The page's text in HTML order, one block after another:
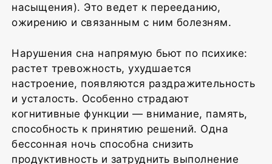
насыщения). Это ведет к перееданию,
ожирению и связанным с ним болезням.
Нарушения сна напрямую бьют по психике:
растет тревожность, ухудшается
настроение, появляются раздражительность
и усталость. Особенно страдают
когнитивные функции — внимание, память,
способность к принятию решений. Одна
бессонная ночь способна снизить
продуктивность и затруднить выполнение